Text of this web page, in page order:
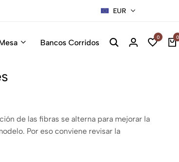
Sillas
EUR
Bancos Corridos
0 0
de las fibras se alterna para mejorar la
Por eso conviene revisar la